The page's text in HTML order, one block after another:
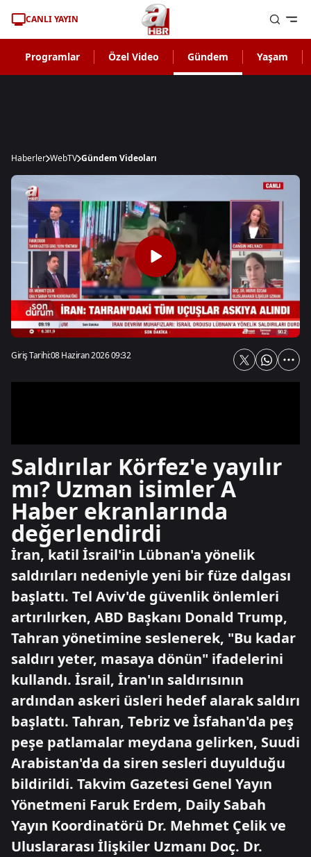
CANLI YAYIN
Programlar Özel Video Gündem Yaşam
Haberler WebTV Gündem Videoları
Giriş Tarihi:08 Haziran 2026 09:32
Saldırılar Körfez'e yayılır
mı? Uzman isimler A
Haber ekranlarında
değerlendirdi
İran, katil İsrail'in Lübnan'a yönelik
saldırıları nedeniyle yeni bir füze dalgası
başlattı. Tel Aviv'de güvenlik önlemleri
artırılırken, ABD Başkanı Donald Trump,
Tahran yönetimine seslenerek, "Bu kadar
saldırı yeter, masaya dönün" ifadelerini
kullandı. İsrail, İran'ın saldırısının
ardından askeri üsleri hedef alarak saldırı
başlattı. Tahran, Tebriz ve İsfahan'da peş
peşe patlamalar meydana gelirken, Suudi
Arabistan'da da siren sesleri duyulduğu
bildirildi. Takvim Gazetesi Genel Yayın
Yönetmeni Faruk Erdem, Daily Sabah
Yayın Koordinatörü Dr. Mehmet Çelik ve
Uluslararası İlişkiler Uzmanı Doç. Dr.